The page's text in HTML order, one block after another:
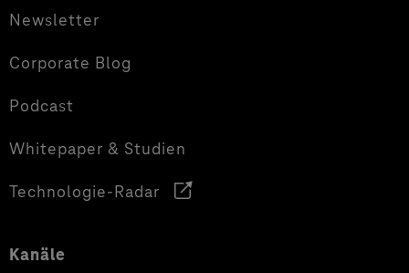
Newsletter
Corporate Blog
Podcast
Whitepaper & Studien
Technologie-Radar
Kanäle